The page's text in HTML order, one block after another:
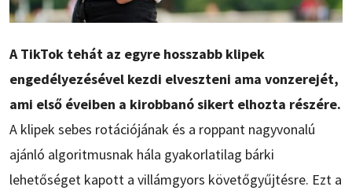
A TikTok tehát az egyre hosszabb klipek
engedélyezésével kezdi elveszteni ama vonzerejét,
ami első éveiben a kirobbanó sikert elhozta részére.
A klipek sebes rotációjának és a roppant nagyvonalú
ajánló algoritmusnak hála gyakorlatilag bárki
lehetőséget kapott a villámgyors követőgyűjtésre. Ezt a